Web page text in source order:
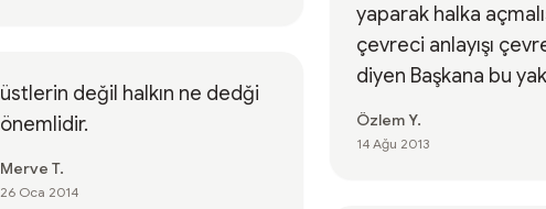
üstlerin değil halkın ne dedği
önemlidir.
Merve T.
26 Oca 2014
yaparak halka
çevreci anlayışı
diyen Başkana bu
Özlem Y.
14 Ağu 2013